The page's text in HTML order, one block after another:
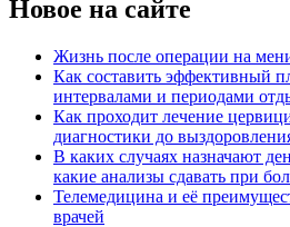
Новое на сайте
Жизнь после операции на
Как составить эффективный
интервалами и периодами
Как проходит лечение
диагностики до
В каких случаях назначают
какие анализы сдавать при
Телемедицина и её
врачей